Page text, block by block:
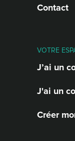
Contact
VOTRE
J’ai un
J'ai un
Créer